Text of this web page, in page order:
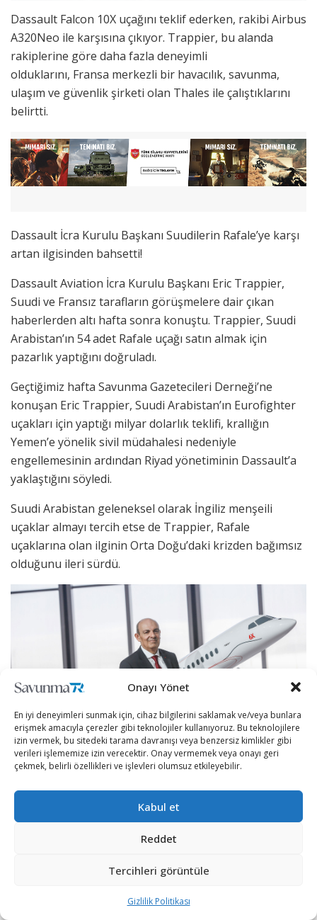
Onayı Yönet
En iyi deneyimleri sunmak için, cihaz bilgilerini saklamak ve/veya bunlara
erişmek amacıyla çerezler gibi teknolojiler kullanıyoruz. Bu teknolojilere
izin vermek, bu sitedeki tarama davranışı veya benzersiz kimlikler gibi
verileri işlememize izin verecektir. Onay vermemek veya onayı geri
çekmek, belirli özellikleri ve işlevleri olumsuz etkileyebilir.
Kabul et
Reddet
Tercihleri görüntüle
Gizlilik Politikası
Dassault Falcon 10X uçağını teklif ederken, rakibi Airbus
A320Neo ile karşısına çıkıyor. Trappier, bu alanda
rakiplerine göre daha fazla deneyimli
olduklarını, Fransa merkezli bir havacılık, savunma,
ulaşım ve güvenlik şirketi olan Thales ile çalıştıklarını
belirtti.
Dassault İcra Kurulu Başkanı Suudilerin Rafale’ye karşı
artan ilgisinden bahsetti!
Dassault Aviation İcra Kurulu Başkanı Eric Trappier,
Suudi ve Fransız tarafların görüşmelere dair çıkan
haberlerden altı hafta sonra konuştu. Trappier, Suudi
Arabistan’ın 54 adet Rafale uçağı satın almak için
pazarlık yaptığını doğruladı.
Geçtiğimiz hafta Savunma Gazetecileri Derneği’ne
konuşan Eric Trappier, Suudi Arabistan’ın Eurofighter
uçakları için yaptığı milyar dolarlık teklifi, krallığın
Yemen’e yönelik sivil müdahalesi nedeniyle
engellemesinin ardından Riyad yönetiminin Dassault’a
yaklaştığını söyledi.
Suudi Arabistan geleneksel olarak İngiliz menşeili
uçaklar almayı tercih etse de Trappier, Rafale
uçaklarına olan ilginin Orta Doğu’daki krizden bağımsız
olduğunu ileri sürdü.
Mısır ile ilk sözleşmenin imzalandığı 2015 yılından bu
yana ihracat pazarında satılan 285 Rafale uçağından
171’i Riyad’ın komşuları tarafından satın alındı. Özellikle
F4 standardında Rafale’lerin 80 adedi Birleşik Arap
Emirlikleri, 36 adedi Katar ve 55 adedi Mısır tarafından